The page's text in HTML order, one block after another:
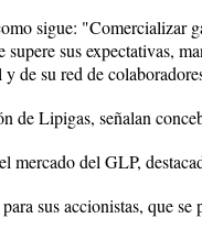
sigue: "Comercializar
supere sus expectativas,
de su red de
de Lipigas, señalan
mercado del GLP,
sus accionistas, que se